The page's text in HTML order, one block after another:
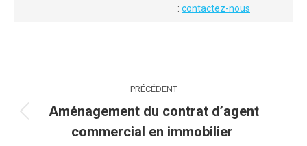
: contactez-nous
article
PRÉCÉDENT
Article
précédent
Aménagement du contrat d’agent
commercial en immobilier